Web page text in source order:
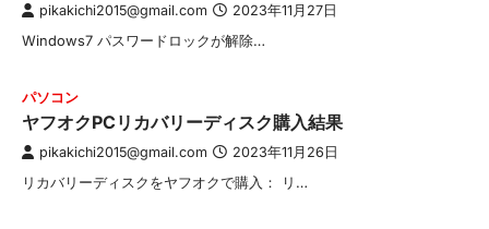
pikakichi2015@gmail.com 2023年11月27日
Windows7 パスワードロックが解除…
パソコン
ヤフオクPCリカバリーディスク購入結果
pikakichi2015@gmail.com 2023年11月26日
リカバリーディスクをヤフオクで購入： リ…